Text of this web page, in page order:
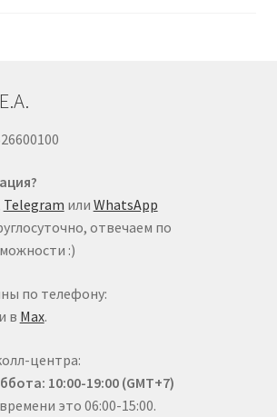
Telegram или WhatsApp
отвечаем по
:)
по телефону:
и в Max.
центра:
10:00-19:00 (GMT+7)
это 06:00-15:00.